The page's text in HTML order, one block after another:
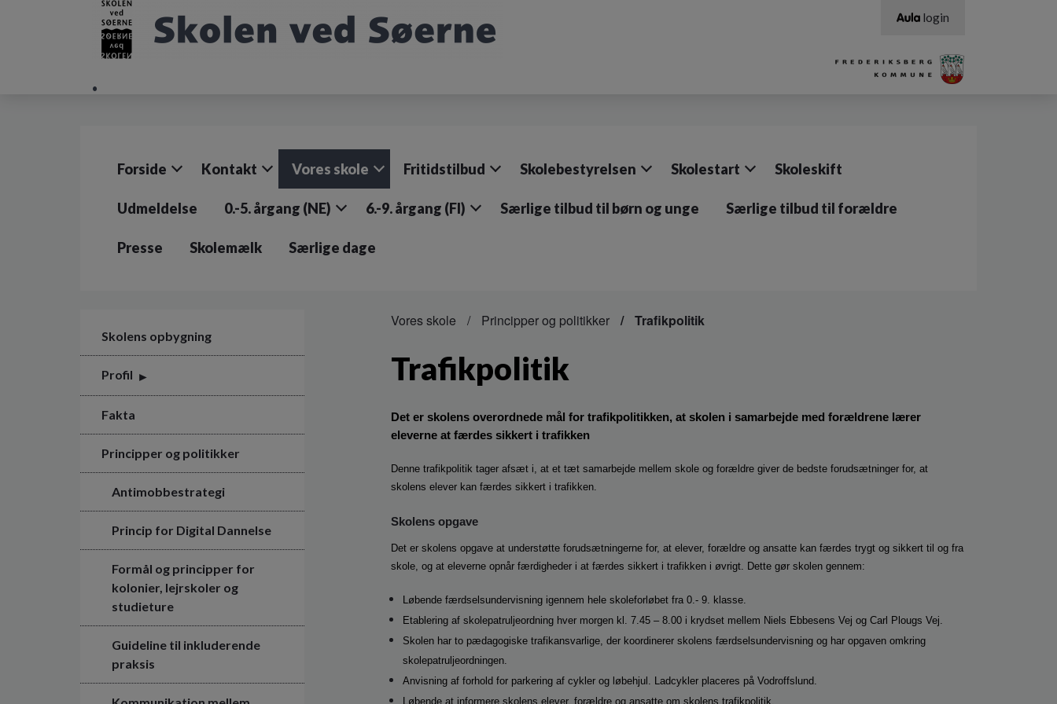
.
login
Forside Kontakt Vores skole Fritidstilbud Skolebestyrelsen Skolestart Skoleskift
Udmeldelse 0.-5. årgang (NE) 6.-9. årgang (FI) Særlige tilbud til børn og unge Særlige tilbud til forældre
Presse Skolemælk Særlige dage
Skolens opbygning
Profil
Fakta
Principper og politikker
Antimobbestrategi
Princip for Digital Dannelse
Formål og principper for
kolonier, lejrskoler og
studieture
Guideline til inkluderende
praksis
Vores skole Principper og politikker Trafikpolitik
Trafikpolitik
Det er skolens overordnede mål for trafikpolitikken, at skolen i samarbejde med forældrene lærer
eleverne at færdes sikkert i trafikken
Denne trafikpolitik tager afsæt i, at et tæt samarbejde mellem skole og forældre giver de bedste forudsætninger for, at
skolens elever kan færdes sikkert i trafikken.
Skolens opgave
Det er skolens opgave at understøtte forudsætningerne for, at elever, forældre og ansatte kan færdes trygt og sikkert til og fra
skole, og at eleverne opnår færdigheder i at færdes sikkert i trafikken i øvrigt. Dette gør skolen gennem:
Løbende færdselsundervisning igennem hele skoleforløbet fra 0.- 9. klasse.
Etablering af skolepatruljeordning hver morgen kl. 7.45 – 8.00 i krydset mellem Niels Ebbesens Vej og Carl Plougs Vej.
Skolen har to pædagogiske trafikansvarlige, der koordinerer skolens færdselsundervisning og har opgaven omkring
skolepatruljeordningen.
Anvisning af forhold for parkering af cykler og løbehjul. Ladcykler placeres på Vodroffslund.
Løbende at informere skolens elever, forældre og ansatte om skolens trafikpolitik.